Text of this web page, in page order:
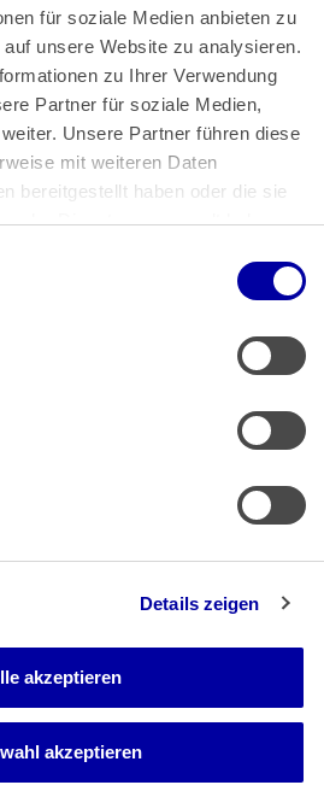
für soziale Medien anbieten zu
unsere Website zu analysieren.
zu Ihrer Verwendung
Partner für soziale Medien,
Unsere Partner führen diese
mit weiteren Daten
bereitgestellt haben oder die sie
der Dienste gesammelt haben.
Details zeigen
akzeptieren
akzeptieren
AGB
(PDF)